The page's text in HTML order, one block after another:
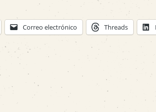
Correo electrónico Threads